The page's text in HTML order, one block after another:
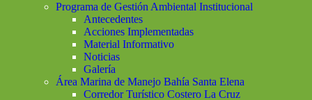
Programa de Gestión Ambiental Institucional
Antecedentes
Acciones Implementadas
Material Informativo
Noticias
Galería
Área Marina de Manejo Bahía Santa Elena
Corredor Turístico Costero La Cruz